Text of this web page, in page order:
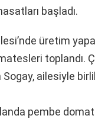
başladı.
üretim
toplandı.
Sogay, ailesiyle
pembe